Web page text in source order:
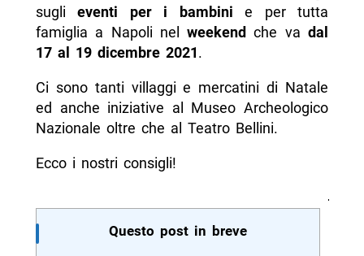
suglieventi per i bambinie per tutta
famiglia a Napoli nelweekend che vadal
17 al 19 dicembre 2021.
Ci sono tanti villaggi e mercatini di Natale
ed anche iniziative al Museo Archeologico
Nazionale oltre che al Teatro Bellini.
Ecco i nostri consigli!
Questo post in breve